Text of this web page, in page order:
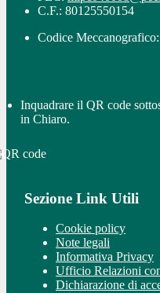
C.F.: 80125550154
Codice
Inquadrare il QR code
in Chiaro.
Sezione Link Utili
Cookie policy
Note legali
Informativa Privacy
Ufficio Relazioni
Dichiarazione di